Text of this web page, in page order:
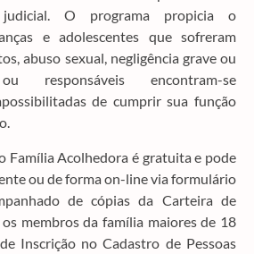
O programa propicia o
e adolescentes que sofreram
abuso sexual, negligência grave ou
responsáveis encontram-se
de cumprir sua função
Família Acolhedora é gratuita e pode
ou de forma on-line via formulário
de cópias da Carteira de
membros da família maiores de 18
Inscrição no Cadastro de Pessoas